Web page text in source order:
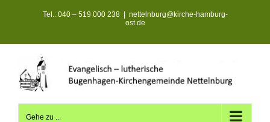
Tel.: 040 – 519 000 238
nettelnburg@kirche-hamburg-
ost.de
Gehe zu ...